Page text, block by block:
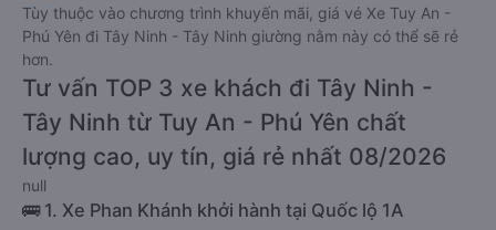
Tùy thuộc vào chương trình khuyến mãi, giá vé Xe Tuy An -
Phú Yên đi Tây Ninh - Tây Ninh giường nằm này có thể sẽ rẻ
hơn.
Tư vấn TOP 3 xe khách đi Tây Ninh -
Tây Ninh từ Tuy An - Phú Yên chất
lượng cao, uy tín, giá rẻ nhất 08/2026
null
🚌 1. Xe Phan Khánh khởi hành tại Quốc lộ 1A